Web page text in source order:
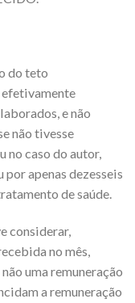
do teto
e não
não tivesse
no caso do autor,
por apenas dezesseis
de saúde.
considerar,
no mês,
uma remuneração
a remuneração